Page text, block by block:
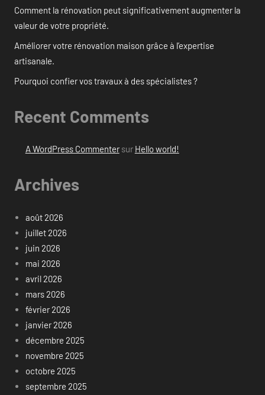
Comment la rénovation peut significativement augmenter la
valeur de votre propriété.
Améliorer votre rénovation maison grâce à l’expertise
artisanale.
Pourquoi confier vos travaux à des spécialistes ?
Recent Comments
A WordPress Commentersur Hello world!
Archives
août 2026
juillet 2026
juin 2026
mai 2026
avril 2026
mars 2026
février 2026
janvier 2026
décembre 2025
novembre 2025
octobre 2025
septembre 2025